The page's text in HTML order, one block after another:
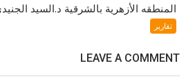
المنطقه الأزهرية بالشرقية د.السيد
تقارير
LEAVE A COMMENT